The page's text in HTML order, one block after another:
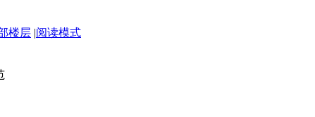
楼层 |阅读模式